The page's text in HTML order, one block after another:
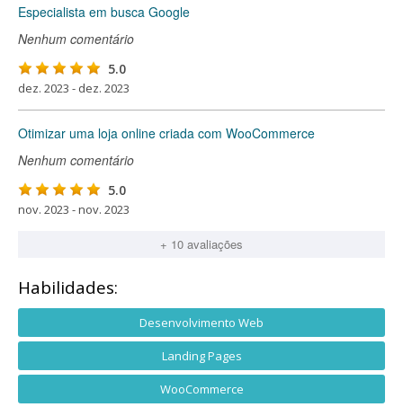
Especialista em busca Google
Nenhum comentário
5.0
dez. 2023 - dez. 2023
Otimizar uma loja online criada com WooCommerce
Nenhum comentário
5.0
nov. 2023 - nov. 2023
+ 10 avaliações
Habilidades:
Desenvolvimento Web
Landing Pages
WooCommerce